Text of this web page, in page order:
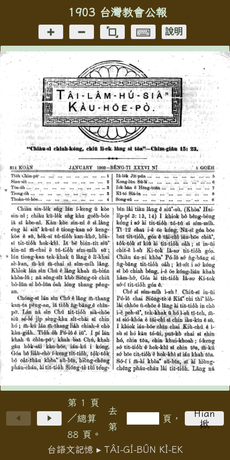
1903 台灣教會公報
第 1 頁
／總算
88 頁。
去
第
頁，
Hian
掀
台語文記憶 ▸ TÂI-GÍ-BÛN KÌ-EK